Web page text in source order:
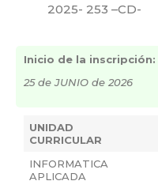
2025- 253 –CD-
Inicio de la inscripción:
25 de JUNIO de 2026
UNIDAD
CURRICULAR
INFORMATICA
APLICADA